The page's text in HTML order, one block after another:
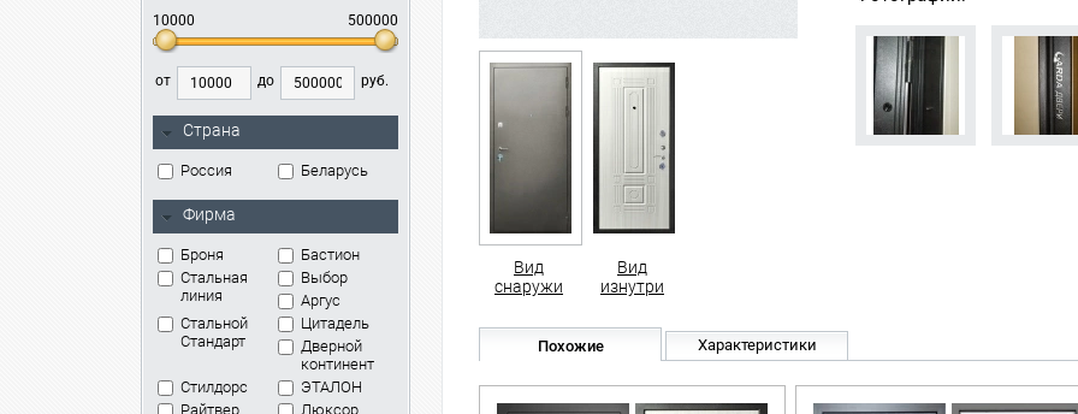
10000 500000
от до руб.
Страна
Россия Беларусь
Фирма
Броня
Бастион
Стальная
линия
Выбор
Аргус
Стальной
Стандарт
Цитадель
Дверной
континент
Стилдорс
ЭТАЛОН
Райтвер
Люксор
Вид
снаружи
Вид
изнутри
Похожие Характеристики